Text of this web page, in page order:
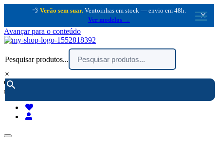
💨 Verão sem suar. Ventoinhas em stock — envio em 48h.
Ver modelos →
×
Avançar para o conteúdo
Pesquisar produtos...
×
encomendar por telefone :
(chamada rede fixa nacional)